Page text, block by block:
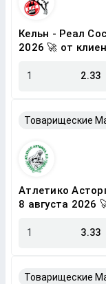
Кельн - Реал
2026 🚀 от
1 2.33
Атлетико
8 августа 2026
1 3.33